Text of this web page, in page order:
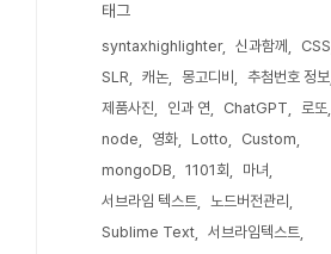
태그
syntaxhighlighter 신과함께
CSS
SLR
캐논 몽고디비
추첨번호 정보
제품사진
인과 연 ChatGPT
로또
node
영화 Lotto
Custom
mongoDB
1101회
마녀
서브라임 텍스트
노드버전관리
Sublime Text
서브라임텍스트